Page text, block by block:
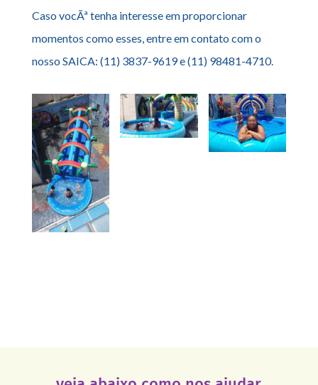
Caso vocÃª tenha interesse em proporcionar
momentos como esses, entre em contato com o
nosso SAICA: (11) 3837-9619 e (11) 98481-4710.